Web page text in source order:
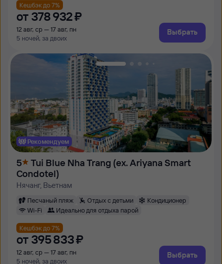
Кешбэк до 7%
от 378 ⁠932 ⁠₽
12 авг, ср — 17 авг, пн
5 ночей, за двоих
Выбрать
Рекомендуем
5
Tui Blue Nha Trang (ex. Ariyana Smart
Condotel)
Нячанг, Вьетнам
Песчаный пляж Отдых с детьми
Кондиционер
Wi-Fi
Идеально для отдыха парой
Кешбэк до 7%
от 395 ⁠833 ⁠₽
12 авг, ср — 17 авг, пн
5 ночей, за двоих
Выбрать